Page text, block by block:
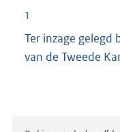
1
Ter inzage
van de Tweede